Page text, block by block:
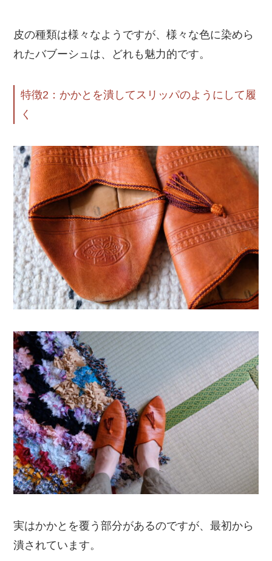
皮の種類は様々なようですが、様々な色に染めら
れたバブーシュは、どれも魅力的です。
特徴2：かかとを潰してスリッパのようにして履
く
実はかかとを覆う部分があるのですが、最初から
潰されています。